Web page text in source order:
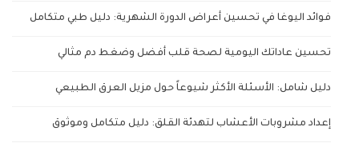
فوائد اليوغا في تحسين أعراض الدورة الشهرية: دليل طبي متكامل
تحسين عاداتك اليومية لصحة قلب أفضل وضغط دم مثالي
دليل شامل: الأسئلة الأكثر شيوعاً حول مزيل العرق الطبيعي
إعداد مشروبات الأعشاب لتهدئة القلق: دليل متكامل وموثوق